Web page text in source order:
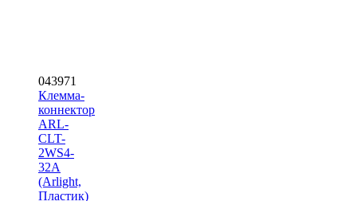
043971
Клемма-
коннектор
ARL-
CLT-
2WS4-
32A
(Arlight,
Пластик)